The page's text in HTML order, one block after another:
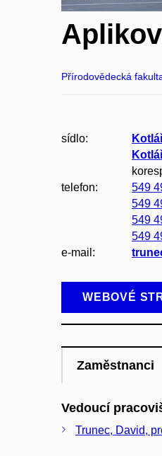
Přírodovědecká
sídlo:
telefon:
549
549
549
549
e-mail:
WEBOVÉ
Zaměstnanci
Vedoucí
Trunec,